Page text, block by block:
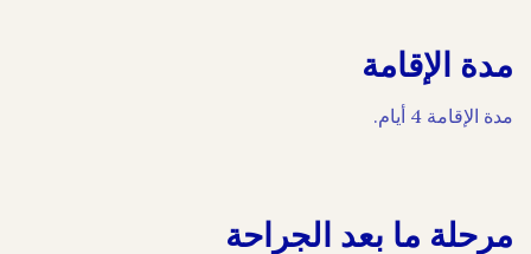
مدة الإقامة
مدة الإقامة 4 أيام.
مرحلة ما بعد الجراحة